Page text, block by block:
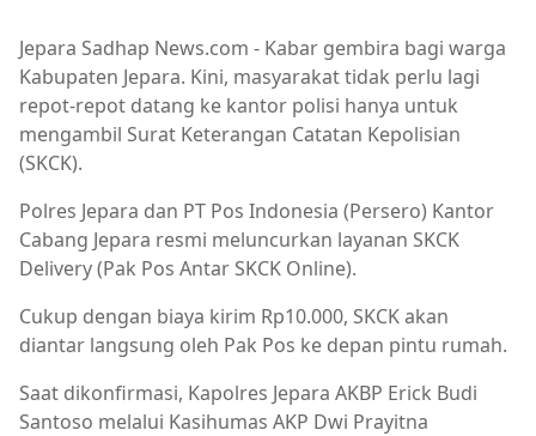
Jepara Sadhap News.com - Kabar gembira bagi warga
Kabupaten Jepara. Kini, masyarakat tidak perlu lagi
repot-repot datang ke kantor polisi hanya untuk
mengambil Surat Keterangan Catatan Kepolisian
(SKCK).
Polres Jepara dan PT Pos Indonesia (Persero) Kantor
Cabang Jepara resmi meluncurkan layanan SKCK
Delivery (Pak Pos Antar SKCK Online).
Cukup dengan biaya kirim Rp10.000, SKCK akan
diantar langsung oleh Pak Pos ke depan pintu rumah.
Saat dikonfirmasi, Kapolres Jepara AKBP Erick Budi
Santoso melalui Kasihumas AKP Dwi Prayitna